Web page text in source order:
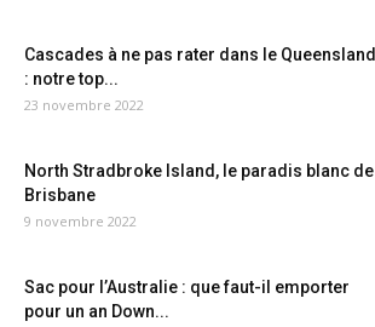
Cascades à ne pas rater dans le Queensland
: notre top...
23 novembre 2022
North Stradbroke Island, le paradis blanc de
Brisbane
9 novembre 2022
Sac pour l’Australie : que faut-il emporter
pour un an Down...